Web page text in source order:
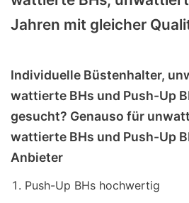
Jahren mit gleicher
Individuelle Büstenhalter,
wattierte BHs und Push-Up
gesucht? Genauso für
wattierte BHs und Push-Up
Anbieter
Push-Up BHs hochwertig